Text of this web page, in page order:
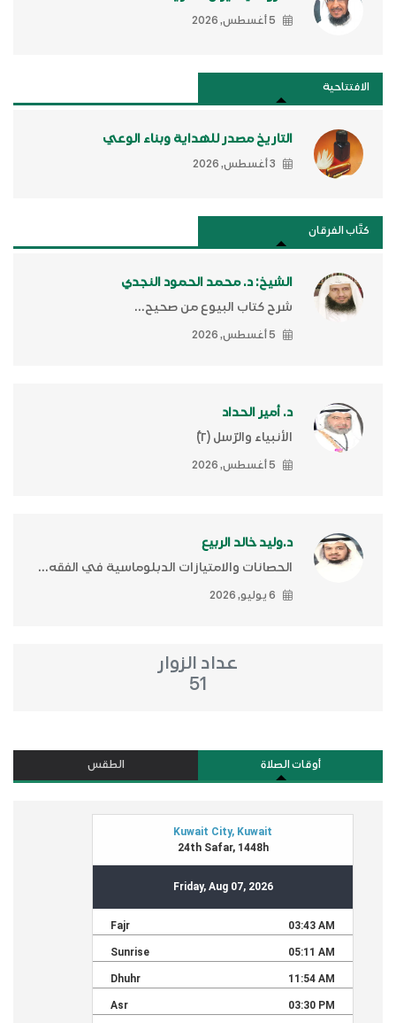
5 أغسطس, 2026
الافتتاحية
التاريخ مصدر للهداية وبناء الوعي
3 أغسطس, 2026
كتَّاب الفرقان
الشيخ: د. محمد الحمود النجدي
شرح كتاب البيوع من صحيح...
5 أغسطس, 2026
د. أمير الحداد
الأنبياء والرّسل (٢)ّ
5 أغسطس, 2026
د.وليد خالد الربيع
الحصانات والامتيازات الدبلوماسية في الفقه...
6 يوليو, 2026
عداد الزوار
51
أوقات الصلاة الطقس